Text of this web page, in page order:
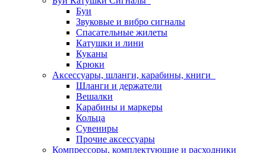
Буи
Звуковые и вибро сигналы
Спасательные жилеты
Катушки и лини
Куканы
Крюки
Аксессуары, шланги, карабины, книги
Шланги и держатели
Вешалки
Карабины и маркеры
Кольца
Сувениры
Прочие аксессуары
Компрессоры, комплектующие и расходники